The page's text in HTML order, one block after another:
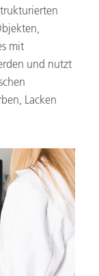
mit
und nutzt
Lacken